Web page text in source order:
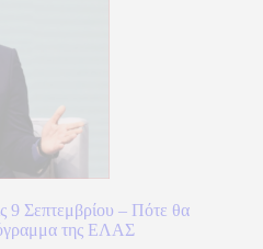
9 Σεπτεμβρίου – Πότε θα
της ΕΛΑΣ